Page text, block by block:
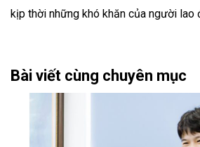
kịp thời những khó khăn của người lao
Bài viết cùng chuyên mục